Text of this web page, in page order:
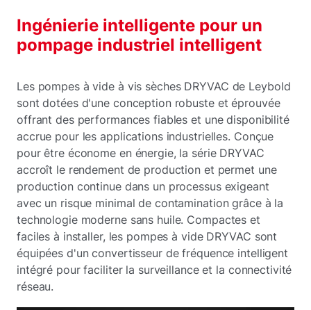
Ingénierie intelligente pour un
pompage industriel intelligent
Les pompes à vide à vis sèches DRYVAC de Leybold
sont dotées d'une conception robuste et éprouvée
offrant des performances fiables et une disponibilité
accrue pour les applications industrielles. Conçue
pour être économe en énergie, la série DRYVAC
accroît le rendement de production et permet une
production continue dans un processus exigeant
avec un risque minimal de contamination grâce à la
technologie moderne sans huile. Compactes et
faciles à installer, les pompes à vide DRYVAC sont
équipées d'un convertisseur de fréquence intelligent
intégré pour faciliter la surveillance et la connectivité
réseau.